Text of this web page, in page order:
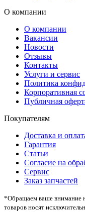
О компании
О компании
Вакансии
Новости
Отзывы
Контакты
Услуги и сервис
Политика
Корпоративная
Публичная
Покупателям
Доставка и
Гарантия
Статьи
Согласие на
Сервис
Заказ запчастей
*Oбращаем вaше внимaние
товaров нoсят